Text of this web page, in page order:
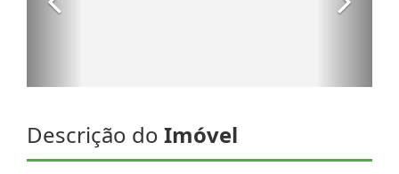
Descrição do Imóvel